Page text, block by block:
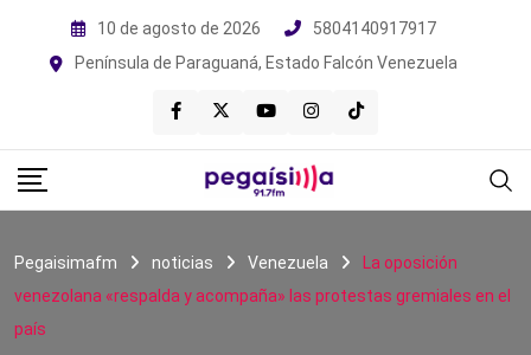
10 de agosto de 2026
5804140917917
Península de Paraguaná, Estado Falcón Venezuela
Pegaisimafm noticias Venezuela
La oposición
venezolana «respalda y acompaña» las protestas gremiales en el
país